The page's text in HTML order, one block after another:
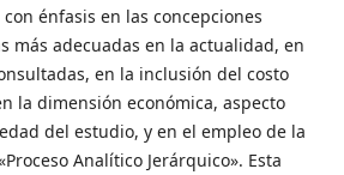
énfasis en las concepciones
más adecuadas en la actualidad, en
en la inclusión del costo
la dimensión económica, aspecto
del estudio, y en el empleo de la
Analítico Jerárquico». Esta